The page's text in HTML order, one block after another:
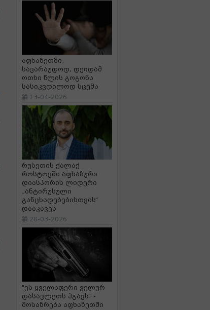
აფხაზეთში,
სავარაუდოდ, დეიდამ
ოთხი წლის გოგონა
სასიკვდილოდ სცემა
13-04-2026
რუსეთის ქალაქ
როსტოვში აფხაზური
დიასპორის ლიდერი
„ანტირუსული
განცხადებებისთვის“
დააკავეს
28-03-2026
"ეს ყველაფერი ველურ
დასავლეთს ჰგავს“ -
მოსაზრება აფხაზეთში